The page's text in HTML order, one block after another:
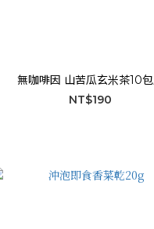
無咖啡因 山苦瓜玄米茶10
NT$190